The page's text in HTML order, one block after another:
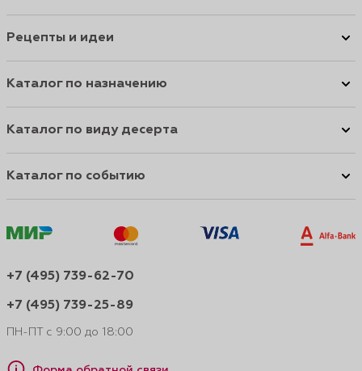
Рецепты и идеи
Каталог по назначению
Каталог по виду десерта
Каталог по событию
+7 (495) 739-62-70
+7 (495) 739-25-89
ПН-ПТ с 9:00 до 18:00